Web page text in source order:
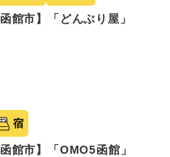
館市】「どんぶり屋」
宿
館市】「OMO5函館」